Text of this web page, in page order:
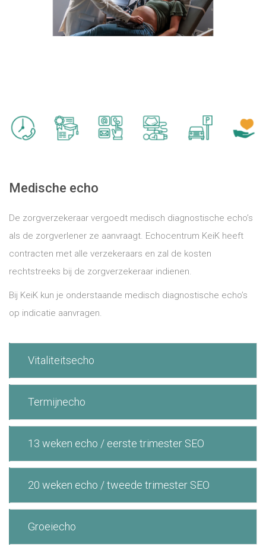
Medische echo
De zorgverzekeraar vergoedt medisch diagnostische echo’s
als de zorgverlener ze aanvraagt. Echocentrum KeiK heeft
contracten met alle verzekeraars en zal de kosten
rechtstreeks bij de zorgverzekeraar indienen.
Bij KeiK kun je onderstaande medisch diagnostische echo’s
op indicatie aanvragen.
Vitaliteitsecho
Termijnecho
13 weken echo / eerste trimester SEO
20 weken echo / tweede trimester SEO
Groeiecho